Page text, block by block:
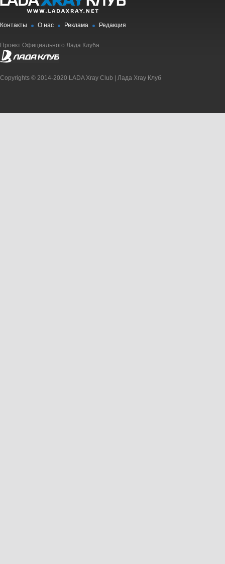
Контакты О нас Реклама Редакция
Проект Официального Лада Клуба
Copyrights © 2014-2020 LADA Xray Club | Лада Xray Клуб